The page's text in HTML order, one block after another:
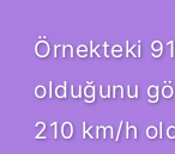
Örnekteki
olduğunu
210 km/h